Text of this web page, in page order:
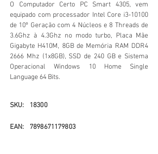
O Computador Certo PC Smart 4305, vem
equipado com processador Intel Core i3-10100
de 10º Geração com 4 Núcleos e 8 Threads de
3.6Ghz à 4.3Ghz no modo turbo, Placa Mãe
Gigabyte H410M, 8GB de Memória RAM DDR4
2666 Mhz (1x8GB), SSD de 240 GB e Sistema
Operacional Windows 10 Home Single
Language 64 Bits.
SKU: 18300
EAN: 7898671179803